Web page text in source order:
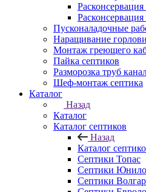
Пусконаладочные
Наращивание
Монтаж греющего
Пайка септиков
Разморозка труб
Шеф-монтаж септика
Каталог
Назад
Каталог
Каталог септиков
Назад
Каталог
Септики Топас
Септики
Септики